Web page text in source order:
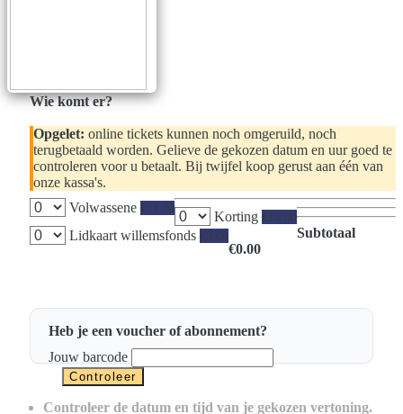
Wie komt er?
Opgelet: online tickets kunnen noch omgeruild, noch
terugbetaald worden. Gelieve de gekozen datum en uur goed te
controleren voor u betaalt. Bij twijfel koop gerust aan één van
onze kassa's.
Volwassene €11.00
Korting €10.00
Lidkaart willemsfonds €9.00
Subtotaal
€0.00
Heb je een voucher of abonnement?
Jouw barcode
Controleer de datum en tijd van je gekozen vertoning.